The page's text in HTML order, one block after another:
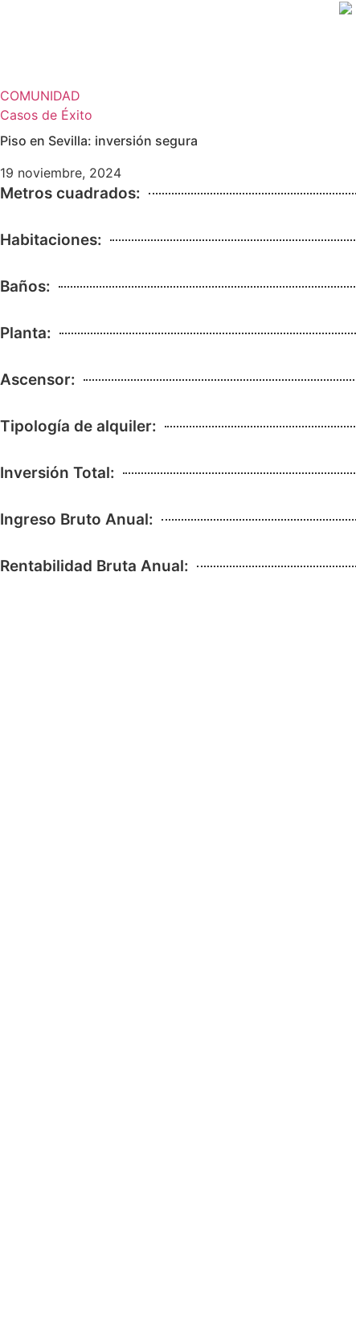
COMUNIDAD
Casos de Éxito
Piso en Sevilla: inversión segura
19 noviembre, 2024
Metros cuadrados:
Habitaciones:
Baños:
Planta:
Ascensor:
Tipología de alquiler:
Inversión Total:
Ingreso Bruto Anual:
Rentabilidad Bruta Anual: